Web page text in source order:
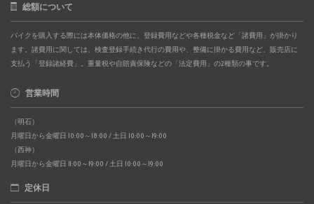
総額について
バイクを購入する際には本体価格の他に、登録費用などや各種税金など「諸費用」が掛かり
ます。諸費用に関しては、検査登録手続き代行の費用や、整備に掛かる費用など、販売店に
支払う「登録諸経費」。重量税や自賠責保険などの「法定費用」の2種類の事です。
営業時間
（明石）
月曜日から金曜日 10:00～18:00 / 土日 10:00～19:00
（西神）
月曜日から金曜日 11:00～19:00 / 土日 10:00～19:00
定休日